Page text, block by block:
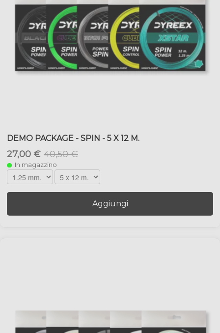
DEMO PACKAGE - SPIN - 5 X 12 M.
27,00 € 40,50 €
In magazzino
Aggiungi